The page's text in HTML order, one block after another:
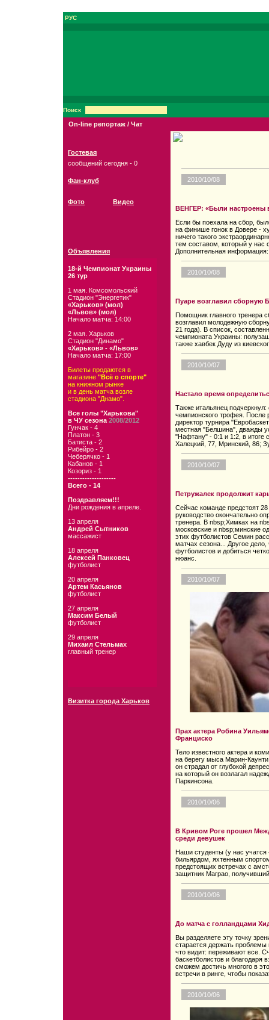
РУС
Поиск
On-line репортаж / Чат
Гостевая
сообщений сегодня - 0
Фан-клуб
Фото Видео
Объявления
18-й Чемпионат Украины
26 тур
1 мая. Комсомольский
Стадион "Энергетик"
«Харьков» (мол)
«Львов» (мол)
Начало матча: 14:00
2 мая. Харьков
Стадион "Динамо"
«Харьков» - «Львов»
Начало матча: 17:00
Билеты продаются в
магазине "Всё о спорте"
на книжном рынке
и в день матча возле
стадиона "Днамо".
Все голы "Харькова"
в ЧУ сезона 2008/2012
Гунчак - 4
Платон - 3
Батиста - 2
Рибейро - 2
Чеберячко - 1
Кабанов - 1
Козориз - 1
--------------------
Всего - 14
Поздравляем!!!
Дни рождения в апреле.
13 апреля
Андрей Сытников
массажист
18 апреля
Алексей Панковец
футболист
20 апреля
Артем Касьянов
футболист
27 апреля
Максим Белый
футболист
29 апреля
Михаил Стельмах
главный тренер
Визитка города Харьков
2010/10/08
ВЕНГЕР: «Были настроены
Если бы поехала на сбор,
на финише гонок в Довере -
ничего такого
тем составом, который у нас
Дополнительная
2010/10/08
Пуаре возглавил сборную
Помощник главного тренера
возглавил молодежную
21 года). В список,
чемпионата Украины:
также хавбек Дуду из
2010/10/07
Настало время
Также итальянец
чемпионского трофея. После
директор турнира
местная "Белшина", дважды
"Нафтану" - 0:1 и 1:2, в итоге
Халецкий, 77, Мринский, 86;
2010/10/07
Петружалек продолжит
Сейчас команде предстоят
руководство окончательно
тренера. В nbsp;Химках на
московские и nbsp;минские
этих футболистов Семин
матчах сезона... Другое
футболистов и добиться
нюанс.
2010/10/07
Прах актера Робина
Франциско
Тело известного актера и
на берегу мыса Марин-
он страдал от глубокой
на который он возлагал
Паркинсона.
2010/10/06
В Кривом Роге прошел
среди девушек
Наши студенты (у нас
бильярдом, яхтенным
предстоящих встречах с
защитник Маграо,
2010/10/06
До матча с голландцами
Вы разделяете эту точку
старается держать
что видит: переживают все.
баскетболистов и благодаря
сможем достичь многого в
встречи в ринге, чтобы
2010/10/06